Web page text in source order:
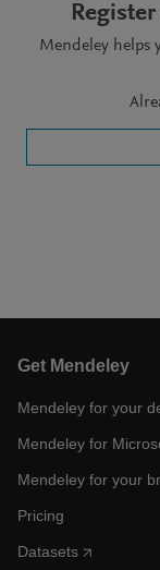
Mendeley helps
Get Mendeley
Mendeley for your
Mendeley for
Mendeley for your
Pricing
Datasets